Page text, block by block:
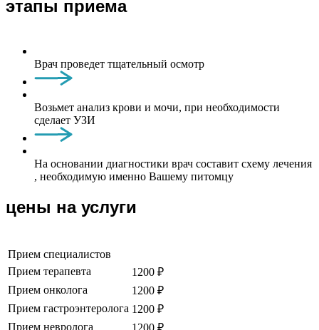
этапы приема
Врач проведет тщательный осмотр
Возьмет анализ крови и мочи, при необходимости
сделает УЗИ
На основании диагностики врач составит схему лечения
, необходимую именно Вашему питомцу
цены на услуги
Прием специалистов
Прием терапевта
1200 ₽
Прием онколога
1200 ₽
Прием гастроэнтеролога 1200 ₽
Прием невролога
1200 ₽